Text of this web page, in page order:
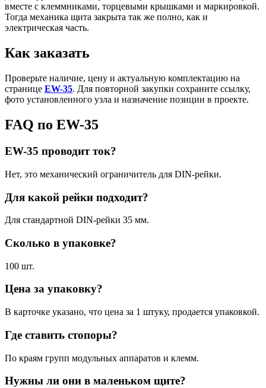
вместе с клеммниками, торцевыми крышками и маркировкой.
Тогда механика щита закрыта так же полно, как и
электрическая часть.
Как заказать
Проверьте наличие, цену и актуальную комплектацию на
странице EW-35. Для повторной закупки сохраните ссылку,
фото установленного узла и назначение позиции в проекте.
FAQ по EW-35
EW-35 проводит ток?
Нет, это механический ограничитель для DIN-рейки.
Для какой рейки подходит?
Для стандартной DIN-рейки 35 мм.
Сколько в упаковке?
100 шт.
Цена за упаковку?
В карточке указано, что цена за 1 штуку, продается упаковкой.
Где ставить стопоры?
По краям групп модульных аппаратов и клемм.
Нужны ли они в маленьком щите?